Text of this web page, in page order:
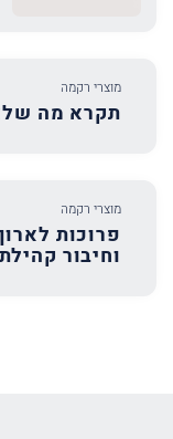
מוצרי רקמה
תקרא מה
מוצרי רקמה
פרוכות
וחיבור